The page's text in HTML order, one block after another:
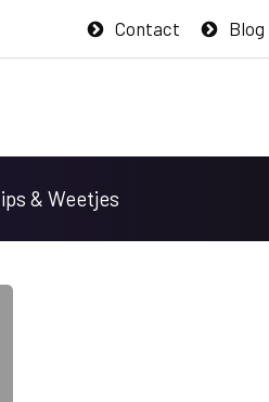
Blog
Contact
& Weetjes